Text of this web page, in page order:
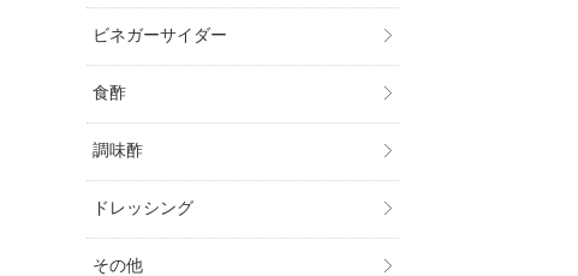
ビネガーサイダー
食酢
調味酢
ドレッシング
その他